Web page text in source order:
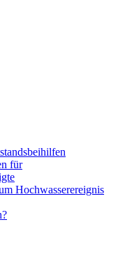
für
Hochwasserereignis